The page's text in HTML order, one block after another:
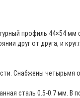
профиль 44×54
друг от друга, и
Снабжены четырьмя
сталь 0.5-0.7 мм. В